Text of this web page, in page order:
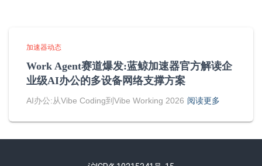
加速器动态
Work Agent赛道爆发:蓝鲸加速器官方解读企
业级AI办公的多设备网络支撑方案
AI办公:从Vibe Coding到Vibe Working 2026 阅读更多